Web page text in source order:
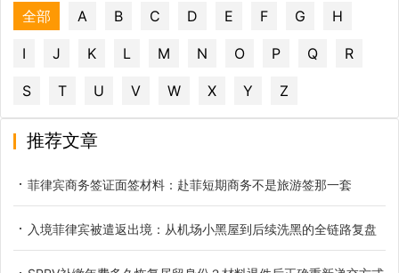
全部 A B C D E F G H
I J K L M N O P Q R
S T U V W X Y Z
推荐文章
菲律宾商务签证面签材料：赴菲短期商务不是旅游签那一套
入境菲律宾被遣返出境：从机场小黑屋到后续洗黑的全链路复盘